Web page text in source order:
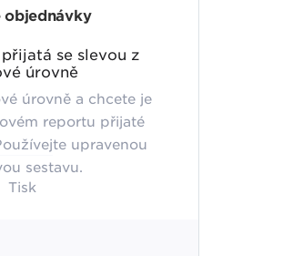
objednávky
se slevou z
úrovně
úrovně a chcete je
reportu přijaté
upravenou
sestavu.
Tisk